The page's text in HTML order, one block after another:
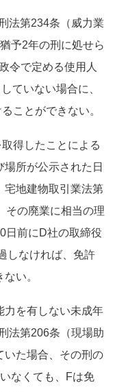
法第234条（威力業
予2年の刑に処せら
令で定める使用人
ていない場合に、
ことができない。
得したことによる
所が公示された日
宅地建物取引業法第
その廃業に相当の理
日前にD社の取締役
しなければ、免許
い。
を有しない未成年
法第206条（現場助
いた場合、その刑の
なくても、Fは免